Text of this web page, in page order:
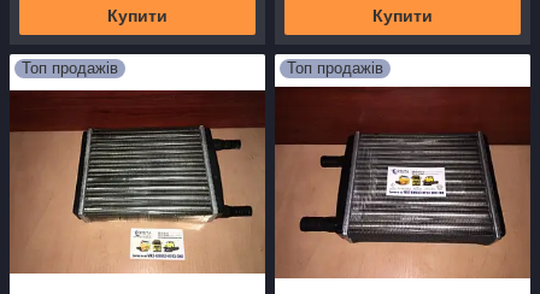
Купити Купити
Топ продажів Топ продажів